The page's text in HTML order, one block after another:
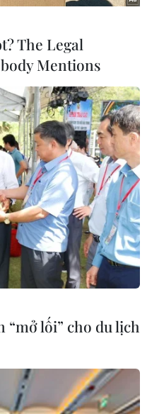
một quán càphê, sau đó
đình 5 tỷ đồng.
quay lén
đối tượng gửi những
và yêu cầu các cặp
cái "giá" là 30 triệu
The Legal
Mentions
lối” cho du lịch